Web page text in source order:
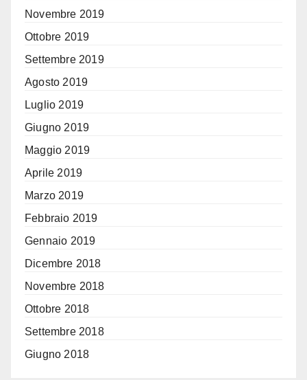
Novembre 2019
Ottobre 2019
Settembre 2019
Agosto 2019
Luglio 2019
Giugno 2019
Maggio 2019
Aprile 2019
Marzo 2019
Febbraio 2019
Gennaio 2019
Dicembre 2018
Novembre 2018
Ottobre 2018
Settembre 2018
Giugno 2018